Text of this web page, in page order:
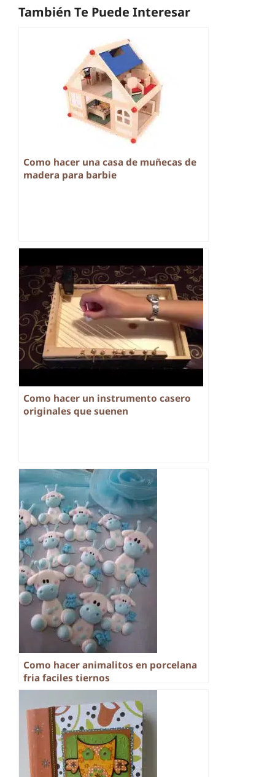
También Te Puede Interesar
Como hacer una casa de muñecas de
madera para barbie
Como hacer un instrumento casero
originales que suenen
Como hacer animalitos en porcelana
fria faciles tiernos